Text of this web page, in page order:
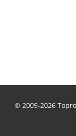
© 2009-2026